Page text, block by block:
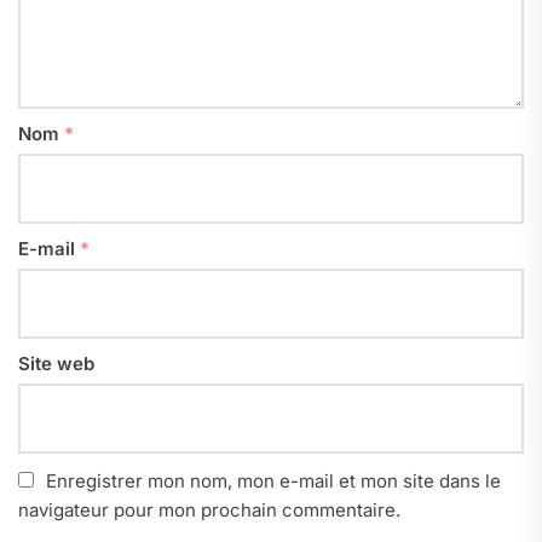
Nom *
E-mail *
Site web
Enregistrer mon nom, mon e-mail et mon site dans le
navigateur pour mon prochain commentaire.